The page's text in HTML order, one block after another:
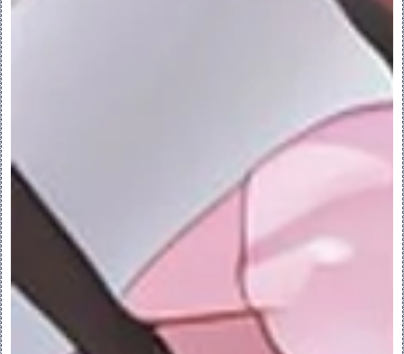
•在 Flexible Modeling 中移动以及移动
•导入 (其他 CAD 文件格式的主体和面组)。
2.复制、移动、镜像或阵列主体
复制、移动、镜像或阵列主体：
您可对主体执行复制、移动、镜像或阵列操